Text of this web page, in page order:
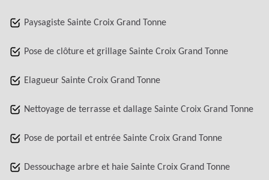
Paysagiste Sainte Croix Grand Tonne
Pose de clôture et grillage Sainte Croix Grand Tonne
Elagueur Sainte Croix Grand Tonne
Nettoyage de terrasse et dallage Sainte Croix Grand Tonne
Pose de portail et entrée Sainte Croix Grand Tonne
Dessouchage arbre et haie Sainte Croix Grand Tonne